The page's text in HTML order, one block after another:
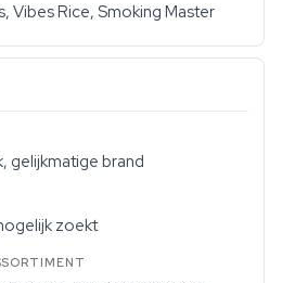
Vibes Rice, Smoking Master
gelijkmatige brand
zoekt